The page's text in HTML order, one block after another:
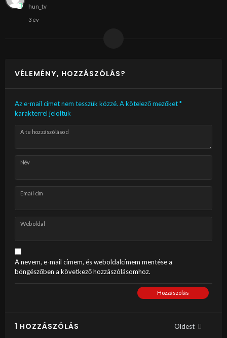
hun_tv
3 év
VÉLEMÉNY, HOZZÁSZÓLÁS?
Az e-mail címet nem tesszük közzé. A kötelező mezőket*
karakterrel jelöltük
A te hozzászólásod
Név
Email cím
Weboldal
A nevem, e-mail címem, és weboldalcímem mentése a
böngészőben a következő hozzászólásomhoz.
Hozzászólás
1 HOZZÁSZÓLÁS Oldest